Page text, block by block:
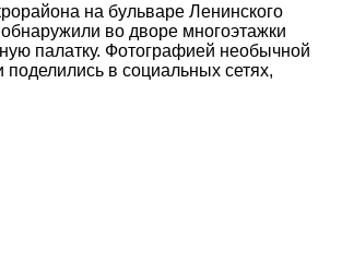
на бульваре Ленинского
во дворе многоэтажки
палатку. Фотографией необычной
поделились в социальных сетях,